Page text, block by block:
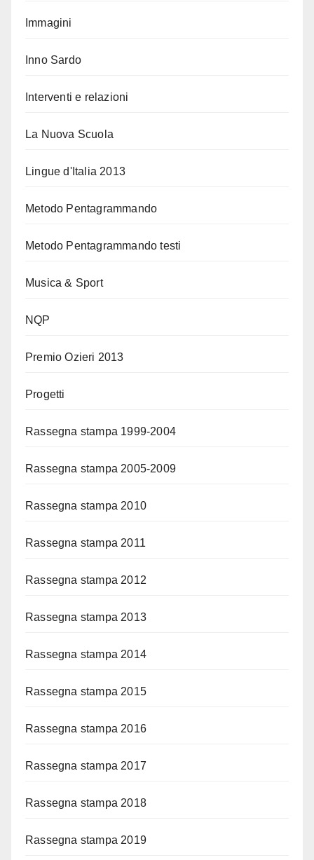
Immagini
Inno Sardo
Interventi e relazioni
La Nuova Scuola
Lingue d'Italia 2013
Metodo Pentagrammando
Metodo Pentagrammando testi
Musica & Sport
NQP
Premio Ozieri 2013
Progetti
Rassegna stampa 1999-2004
Rassegna stampa 2005-2009
Rassegna stampa 2010
Rassegna stampa 2011
Rassegna stampa 2012
Rassegna stampa 2013
Rassegna stampa 2014
Rassegna stampa 2015
Rassegna stampa 2016
Rassegna stampa 2017
Rassegna stampa 2018
Rassegna stampa 2019